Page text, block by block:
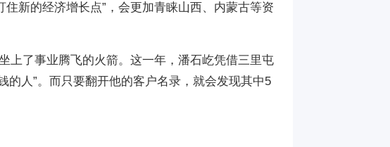
新的经济增长点”，会更加青睐山西、内蒙古等资
上了事业腾飞的火箭。这一年，潘石屹凭借三里屯
的人”。而只要翻开他的客户名录，就会发现其中5